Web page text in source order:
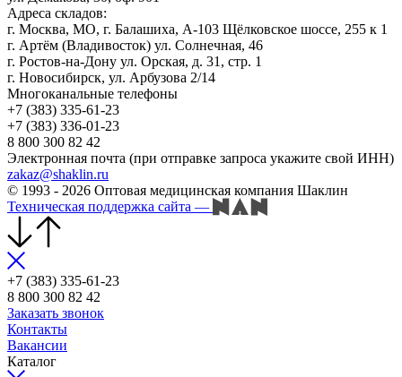
Адреса складов:
г. Москва, МО, г. Балашиха, А-103 Щёлковское шоссе, 255 к 1
г. Артём (Владивосток) ул. Солнечная, 46
г. Ростов-на-Дону ул. Орская, д. 31, стр. 1
г. Новосибирск, ул. Арбузова 2/14
Многоканальные телефоны
+7 (383) 335-61-23
+7 (383) 336-01-23
8 800 300 82 42
Электронная почта (при отправке запроса укажите свой ИНН)
zakaz@shaklin.ru
© 1993 - 2026 Оптовая медицинская компания Шаклин
Техническая поддержка сайта —
+7 (383) 335-61-23
8 800 300 82 42
Заказать звонок
Контакты
Вакансии
Каталог